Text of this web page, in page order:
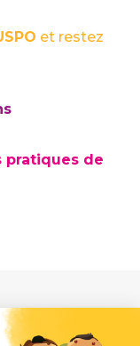
et restez
pratiques de